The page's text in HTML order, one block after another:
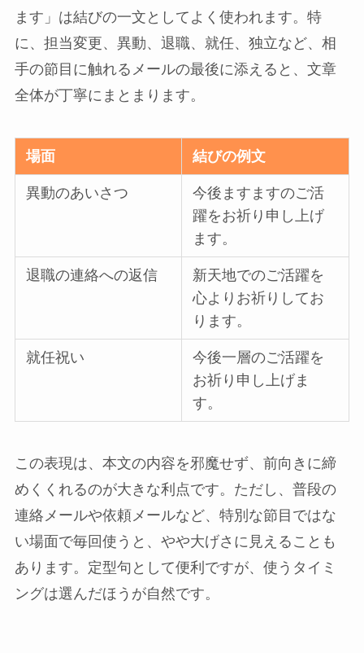
ます」は結びの一文としてよく使われます。特
に、担当変更、異動、退職、就任、独立など、相
手の節目に触れるメールの最後に添えると、文章
全体が丁寧にまとまります。
場面 結びの例文
異動のあいさつ
今後ますますのご活
躍をお祈り申し上げ
ます。
退職の連絡への返信
新天地でのご活躍を
心よりお祈りしてお
ります。
就任祝い
今後一層のご活躍を
お祈り申し上げま
す。
この表現は、本文の内容を邪魔せず、前向きに締
めくくれるのが大きな利点です。ただし、普段の
連絡メールや依頼メールなど、特別な節目ではな
い場面で毎回使うと、やや大げさに見えることも
あります。定型句として便利ですが、使うタイミ
ングは選んだほうが自然です。